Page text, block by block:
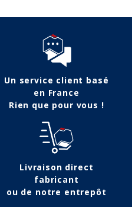
Un service client basé
en France
Rien que pour vous !
Livraison direct
fabricant
ou de notre entrepôt